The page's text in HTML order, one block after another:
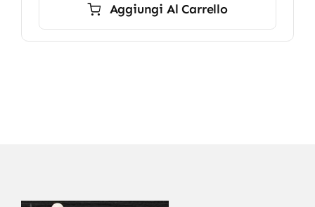
Aggiungi Al Carrello